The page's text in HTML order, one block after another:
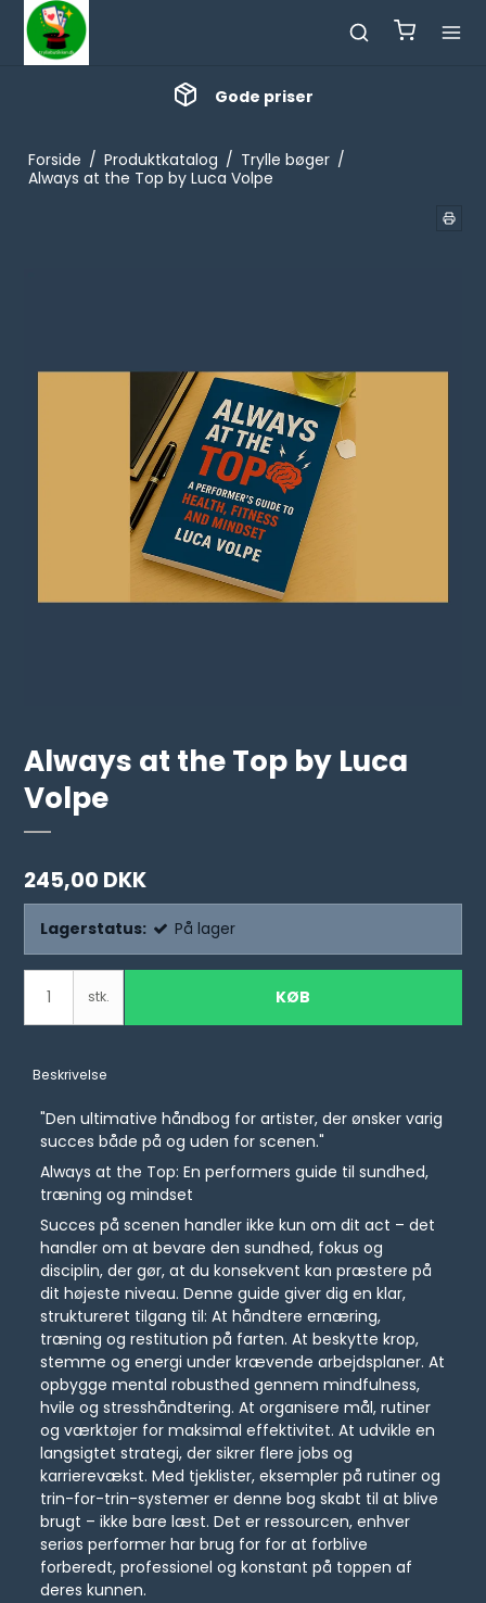
Gode priser
Forside / Produktkatalog / Trylle bøger /
Always at the Top by Luca Volpe
Always at the Top by Luca
Volpe
245,00 DKK
Lagerstatus: På lager
stk. KØB
Beskrivelse
"Den ultimative håndbog for artister, der ønsker varig
succes både på og uden for scenen."
Always at the Top: En performers guide til sundhed,
træning og mindset
Succes på scenen handler ikke kun om dit act – det
handler om at bevare den sundhed, fokus og
disciplin, der gør, at du konsekvent kan præstere på
dit højeste niveau. Denne guide giver dig en klar,
struktureret tilgang til: At håndtere ernæring,
træning og restitution på farten. At beskytte krop,
stemme og energi under krævende arbejdsplaner. At
opbygge mental robusthed gennem mindfulness,
hvile og stresshåndtering. At organisere mål, rutiner
og værktøjer for maksimal effektivitet. At udvikle en
langsigtet strategi, der sikrer flere jobs og
karrierevækst. Med tjeklister, eksempler på rutiner og
trin-for-trin-systemer er denne bog skabt til at blive
brugt – ikke bare læst. Det er ressourcen, enhver
seriøs performer har brug for for at forblive
forberedt, professionel og konstant på toppen af
deres kunnen.